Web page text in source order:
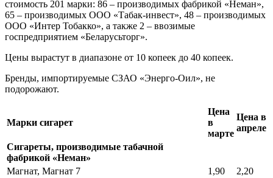
стоимость 201 марки: 86 – производимых фабрикой «Неман»,
65 – производимых ООО «Табак-инвест», 48 – производимых
ООО «Интер Тобакко», а также 2 – ввозимые
госпредприятием «Беларусьторг».
Цены вырастут в диапазоне от 10 копеек до 40 копеек.
Бренды, импортируемые СЗАО «Энерго-Оил», не
подорожают.
Марки сигарет
Цена
в
марте
Цена в
апреле
Сигареты, производимые табачной
фабрикой «Неман»
Магнат, Магнат 7
1,90
2,20